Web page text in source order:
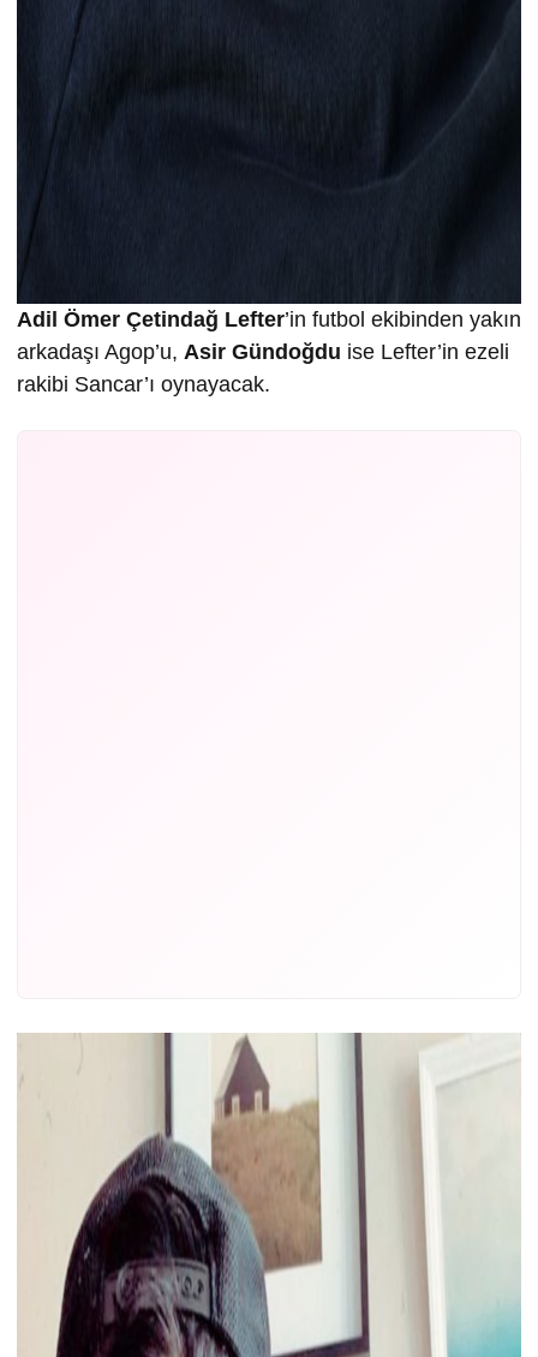
Adil Ömer Çetindağ Lefter’in futbol ekibinden yakın
arkadaşı Agop’u, Asir Gündoğdu ise Lefter’in ezeli
rakibi Sancar’ı oynayacak.